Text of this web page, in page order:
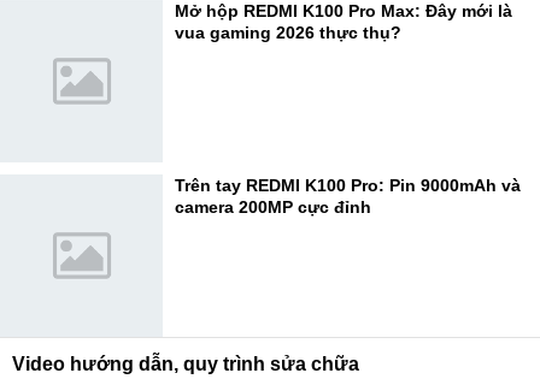
Mở hộp REDMI K100 Pro Max: Đây mới là
vua gaming 2026 thực thụ?
Trên tay REDMI K100 Pro: Pin 9000mAh và
camera 200MP cực đỉnh
Video hướng dẫn, quy trình sửa chữa